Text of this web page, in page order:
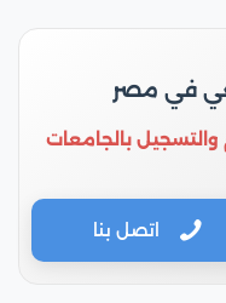
في مصر
والتسجيل بالجامعات
اتصل بنا